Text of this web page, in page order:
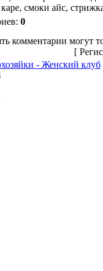
смоки айс,
: 0
комментарии могут
[
- Женский клуб